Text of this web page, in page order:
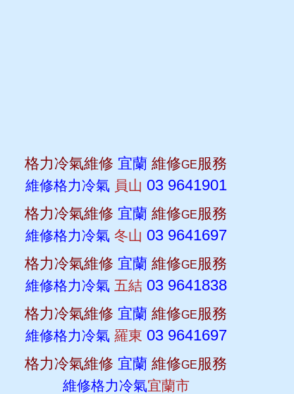
格力冷氣維修 宜蘭維修GE服務
維修格力冷氣 員山 03 9641901
格力冷氣維修 宜蘭維修GE服務
維修格力冷氣 冬山 03 9641697
格力冷氣維修 宜蘭維修GE服務
維修格力冷氣 五結 03 9641838
格力冷氣維修 宜蘭維修GE服務
維修格力冷氣 羅東 03 9641697
格力冷氣維修 宜蘭維修GE服務
維修格力冷氣宜蘭市